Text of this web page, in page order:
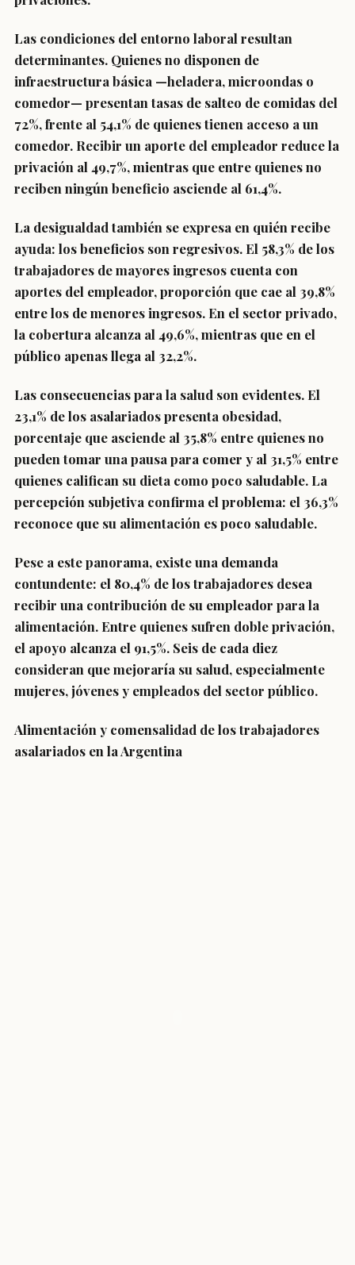
Las condiciones del entorno laboral resultan
determinantes. Quienes no disponen de
infraestructura básica —heladera, microondas o
comedor— presentan tasas de salteo de comidas del
72%, frente al 54,1% de quienes tienen acceso a un
comedor. Recibir un aporte del empleador reduce la
privación al 49,7%, mientras que entre quienes no
reciben ningún beneficio asciende al 61,4%.
La desigualdad también se expresa en quién recibe
ayuda: los beneficios son regresivos. El 58,3% de los
trabajadores de mayores ingresos cuenta con
aportes del empleador, proporción que cae al 39,8%
entre los de menores ingresos. En el sector privado,
la cobertura alcanza al 49,6%, mientras que en el
público apenas llega al 32,2%.
Las consecuencias para la salud son evidentes. El
23,1% de los asalariados presenta obesidad,
porcentaje que asciende al 35,8% entre quienes no
pueden tomar una pausa para comer y al 31,5% entre
quienes califican su dieta como poco saludable. La
percepción subjetiva confirma el problema: el 36,3%
reconoce que su alimentación es poco saludable.
Pese a este panorama, existe una demanda
contundente: el 80,4% de los trabajadores desea
recibir una contribución de su empleador para la
alimentación. Entre quienes sufren doble privación,
el apoyo alcanza el 91,5%. Seis de cada diez
consideran que mejoraría su salud, especialmente
mujeres, jóvenes y empleados del sector público.
Alimentación y comensalidad de los trabajadores
asalariados en la Argentina